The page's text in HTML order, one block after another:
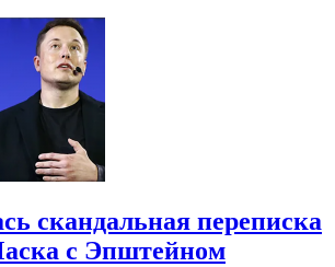
скандальная переписка
с Эпштейном